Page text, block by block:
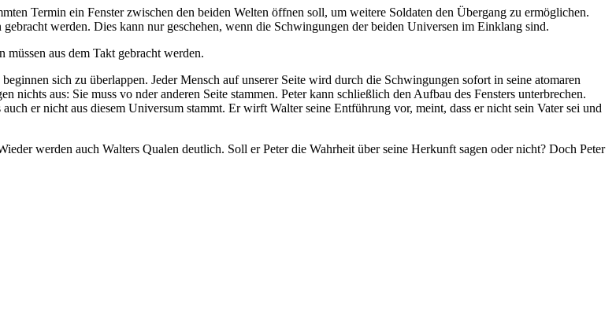
Termin ein Fenster zwischen den beiden Welten öffnen soll, um weitere Soldaten den Übergang zu ermöglichen.
werden. Dies kann nur geschehen, wenn die Schwingungen der beiden Universen im Einklang sind.
aus dem Takt gebracht werden.
sich zu überlappen. Jeder Mensch auf unserer Seite wird durch die Schwingungen sofort in seine atomaren
aus: Sie muss vo nder anderen Seite stammen. Peter kann schließlich den Aufbau des Fensters unterbrechen.
er nicht aus diesem Universum stammt. Er wirft Walter seine Entführung vor, meint, dass er nicht sein Vater sei und
werden auch Walters Qualen deutlich. Soll er Peter die Wahrheit über seine Herkunft sagen oder nicht? Doch Peter